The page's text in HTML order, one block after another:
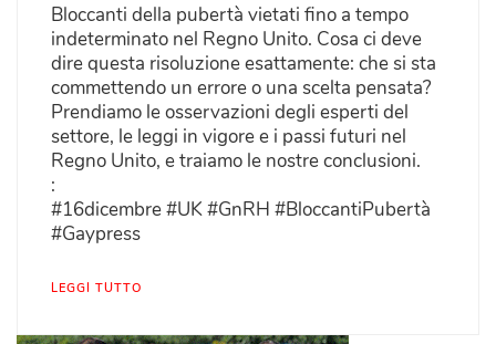
Bloccanti della pubertà vietati fino a tempo
indeterminato nel Regno Unito. Cosa ci deve
dire questa risoluzione esattamente: che si sta
commettendo un errore o una scelta pensata?
Prendiamo le osservazioni degli esperti del
settore, le leggi in vigore e i passi futuri nel
Regno Unito, e traiamo le nostre conclusioni.
:
#16dicembre #UK #GnRH #BloccantiPubertà
#Gaypress
LEGGI TUTTO